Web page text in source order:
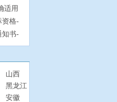
适用
资格-
知书-
山西
黑龙江
安徽